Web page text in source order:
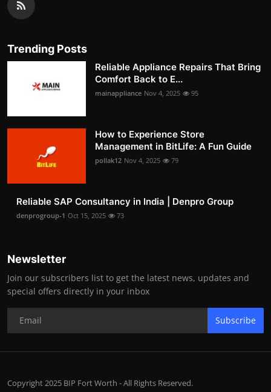
Trending Posts
Reliable Appliance Repairs That Bring
Comfort Back to E...
mainappliance Nov 4, 2025 95
How to Experience Store
Management in BitLife: A Fun Guide
pollak12 Nov 4, 2025 79
Reliable SAP Consultancy in India | Denpro Group
denprogroup-1 Oct 15, 2025 73
Newsletter
Join our subscribers list to get the latest news, updates and
special offers directly in your inbox
Subscribe
Copyright 2025 BIP Fort Worth - All Rights Reserved.